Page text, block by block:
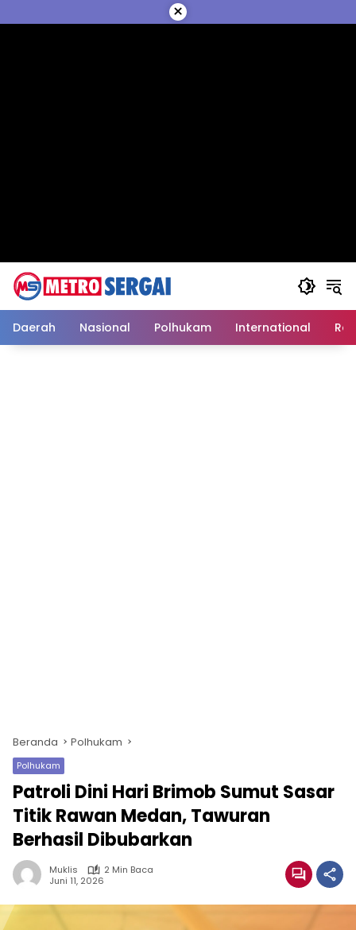
ke
×
Daerah Nasional Polhukam International
Beranda Polhukam
Polhukam
Patroli Dini Hari Brimob Sumut Sasar
Titik Rawan Medan, Tawuran
Berhasil Dibubarkan
Muklis
2 Min Baca
Juni 11, 2026